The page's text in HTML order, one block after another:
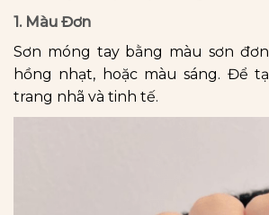
1. Màu Đơn
Sơn móng tay bằng màu sơn
hồng nhạt, hoặc màu sáng. Để
trang nhã và tinh tế.